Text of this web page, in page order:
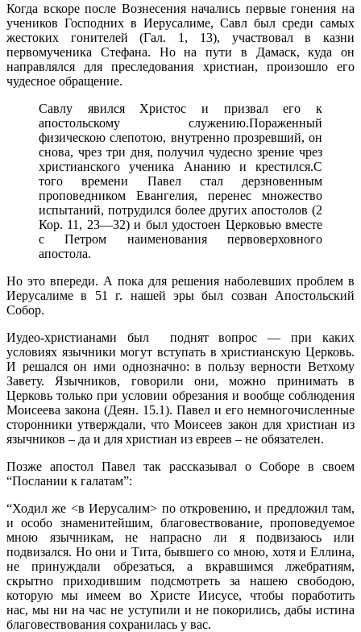
Когда вскоре после Вознесения начались первые гонения на
уче­ников Господних в Иерусалиме, Савл был среди самых
жестоких го­нителей (Гал. 1, 13), участвовал в казни
первомученика Стефана. Но на пути в Дамаск, куда он
направлялся для преследования христиан, произошло его
чудесное обращение.
Савлу явился Христос и призвал его к
апостольскому служению.Пораженный
физическою слепотою, внутренно прозревший, он
снова, чрез три дня, получил чудесно зрение чрез
христианского ученика Ананию и крестился.С
того времени Павел стал дерзновенным
проповедником Евангелия, перенес множество
испытаний, потрудился более других апостолов (2
Кор. 11, 23—32) и был удостоен Церковью вместе
с Петром наименования первоверховного
апостола.
Но это впереди. А пока для решения наболевших проблем в
Иерусалиме в 51 г. нашей эры был созван Апостольский
Собор.
Иудео-христианами был поднят вопрос — при каких
условиях язычники могут вступать в христианскую Церковь.
И решался он ими однозначно: в пользу верности Ветхому
Завету. Язычников, говорили они, можно принимать в
Церковь только при условии обрезания и вообще соблюдения
Моисеева закона (Деян. 15.1). Павел и его немногочисленные
сторонники утверждали, что Моисеев закон для христиан из
язычников – да и для христиан из евреев – не обязателен.
Позже апостол Павел так рассказывал о Соборе в своем
“Послании к галатам”:
“Ходил же <в Иерусалим> по откро­вению, и предложил там,
и особо знамени­тейшим, благовествование, проповедуемое
мною язычникам, не напрасно ли я подви­заюсь или
подвизался. Но они и Тита, быв­шего со мною, хотя и Еллина,
не принуждали обрезаться, а вкравшимся лжебратиям,
скрытно приходившим подсмотреть за на­шею свободою,
которую мы имеем во Христе Иисусе, чтобы поработить
нас, мы ни на час не уступили и не покорились, дабы исти­на
благовествования сохранилась у вас.